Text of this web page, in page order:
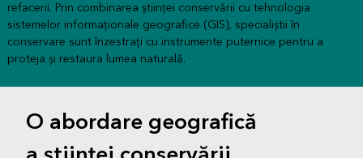
refacerii. Prin combinarea științei conservării cu tehnologia
sistemelor informaționale geografice (GIS), specialiștii în
conservare sunt înzestrați cu instrumente puternice pentru a
proteja și restaura lumea naturală.
O abordare geografică